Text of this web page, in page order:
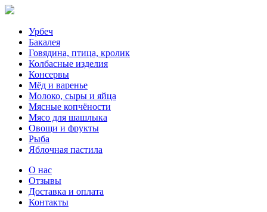
Урбеч
Бакалея
Говядина, птица, кролик
Колбасные изделия
Консервы
Мёд и варенье
Молоко, сыры и яйца
Мясные копчёности
Мясо для шашлыка
Овощи и фрукты
Рыба
Яблочная пастила
О нас
Отзывы
Доставка и оплата
Контакты